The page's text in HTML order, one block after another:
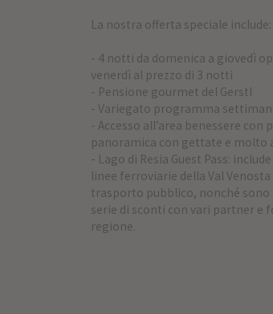
La nostra offerta speciale include:
- 4 notti da domenica a giovedì
venerdì al prezzo di 3 notti
- Pensione gourmet del Gerstl
- Variegato programma
- Accesso all’area benessere con
panoramica con gettate e molto
- Lago di Resia Guest Pass:
linee ferroviarie della Val
trasporto pubblico, nonché sono
serie di sconti con vari partner e
regione.